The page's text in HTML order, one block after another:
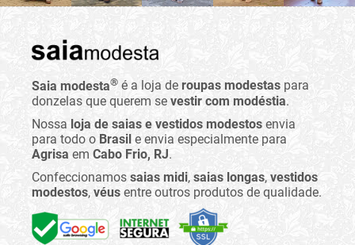
Saia modesta® é a loja de roupas modestas para
donzelas que querem se vestir com modéstia.
Nossa loja de saias e vestidos modestos envia
para todo o Brasil e envia especialmente para
Agrisa em Cabo Frio, RJ.
Confeccionamos saias midi, saias longas, vestidos
modestos, véus entre outros produtos de qualidade.